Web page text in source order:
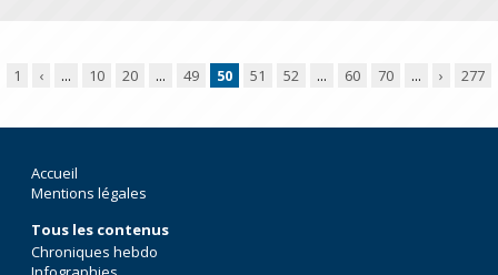
1 ‹ ... 10 20 ... 49 50 51 52 ... 60 70 ... › 277
Accueil
Mentions légales
Tous les contenus
Chroniques hebdo